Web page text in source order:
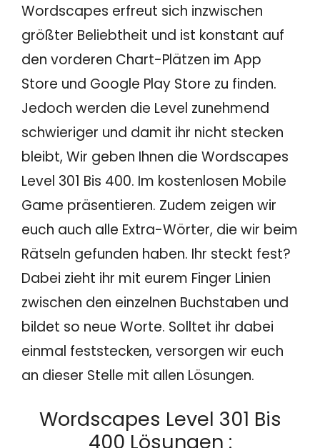
Wordscapes erfreut sich inzwischen
größter Beliebtheit und ist konstant auf
den vorderen Chart-Plätzen im App
Store und Google Play Store zu finden.
Jedoch werden die Level zunehmend
schwieriger und damit ihr nicht stecken
bleibt, Wir geben Ihnen die Wordscapes
Level 301 Bis 400. Im kostenlosen Mobile
Game präsentieren. Zudem zeigen wir
euch auch alle Extra-Wörter, die wir beim
Rätseln gefunden haben. Ihr steckt fest?
Dabei zieht ihr mit eurem Finger Linien
zwischen den einzelnen Buchstaben und
bildet so neue Worte. Solltet ihr dabei
einmal feststecken, versorgen wir euch
an dieser Stelle mit allen Lösungen.
Wordscapes Level 301 Bis
400 Lösungen :